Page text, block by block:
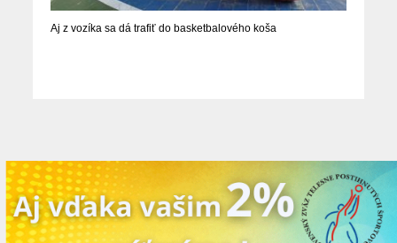
Aj z vozíka sa dá trafiť do basketbalového koša